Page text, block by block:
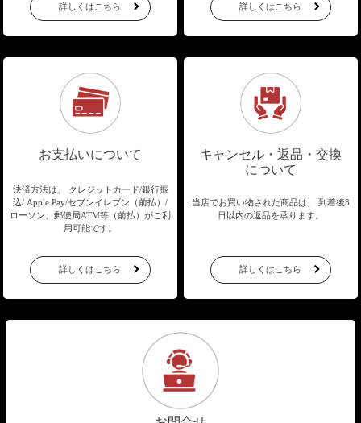
詳しくはこちら 詳しくはこちら
お支払いについて
決済方法は、 クレジットカード/銀行振
込/ Apple Pay/セブンイレブン（前払）/
ローソン、郵便局ATM等（前払）がご利
用可能です。
詳しくはこちら
キャンセル・返品・交換
について
当店でお買い物された商品は、
到着後3
日以内の返品を承ります。
詳しくはこちら